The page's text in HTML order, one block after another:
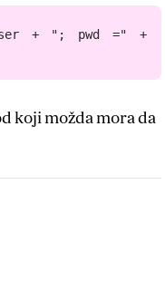
+ "; pwd =" +
koji možda mora da